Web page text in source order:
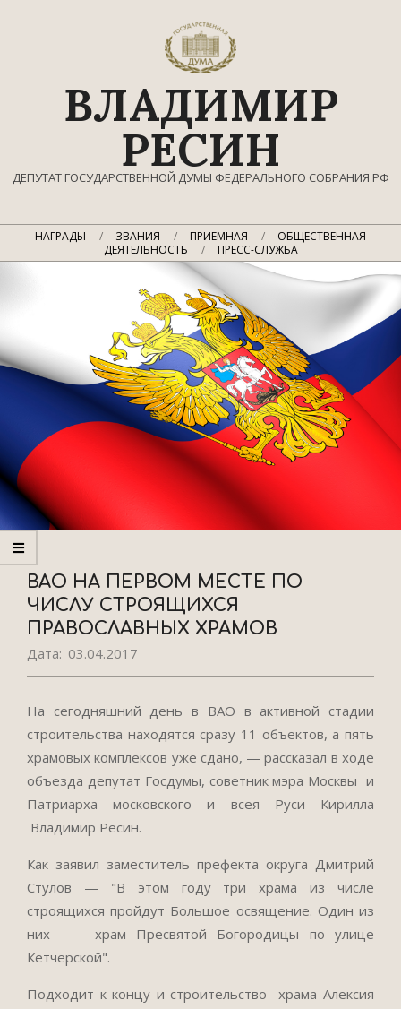
ВЛАДИМИР
РЕСИН
ДЕПУТАТ ГОСУДАРСТВЕННОЙ ДУМЫ ФЕДЕРАЛЬНОГО СОБРАНИЯ РФ
Главное
НАГРАДЫ ЗВАНИЯ ПРИЕМНАЯ
ОБЩЕСТВЕННАЯ
ДЕЯТЕЛЬНОСТЬ
ПРЕСС-СЛУЖБА
ВАО НА ПЕРВОМ МЕСТЕ ПО
ЧИСЛУ СТРОЯЩИХСЯ
ПРАВОСЛАВНЫХ ХРАМОВ
Дата: 03.04.2017
На сегодняшний день в ВАО в активной стадии
строительства находятся сразу 11 объектов, а пять
храмовых комплексов уже сдано, — рассказал в ходе
объезда депутат Госдумы, советник мэра Москвы и
Патриарха московского и всея Руси Кирилла
Владимир Ресин.
Как заявил заместитель префекта округа Дмитрий
Стулов — "В этом году три храма из числе
строящихся пройдут Большое освящение. Один из
них — храм Пресвятой Богородицы по улице
Кетчерской".
Подходит к концу и строительство храма Алексия